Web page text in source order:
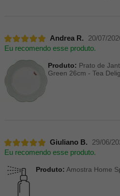
Andrea R.
20/07/
Eu recomendo esse produto.
Produto: Prato de
Green 26cm - Tea
Giuliano B.
29/06/
Eu recomendo esse produto.
Produto: Amostra Home